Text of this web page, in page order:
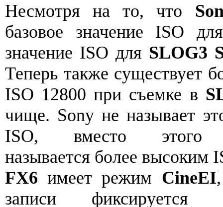
Несмотря на то, что
базовое значение ISO
значение ISO для SLOG3
Теперь также существует
ISO 12800 при съемке в
чище. Sony не называет
ISO, вместо этого
называется более высоким
FX6 имеет режим CineEI
записи